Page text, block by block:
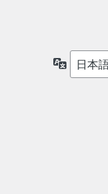
語